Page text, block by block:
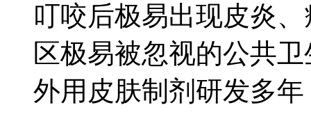
叮咬后极易出现皮炎
区极易被忽视的公共
外用皮肤制剂研发多年